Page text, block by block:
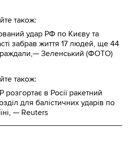
також:
удар РФ по Києву та
забрав життя 17 людей, ще 44
Зеленський (ФОТО)
також:
розгортає в Росії ракетний
для балістичних ударів по
— Reuters